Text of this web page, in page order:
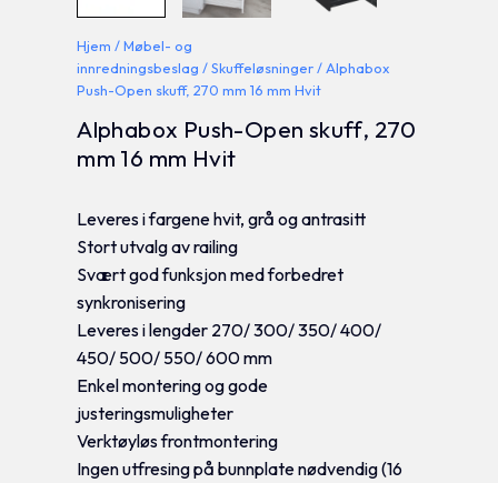
Hjem /Møbel- og
innredningsbeslag /Skuffeløsninger/ Alphabox
Push-Open skuff, 270 mm 16 mm Hvit
Alphabox Push-Open skuff, 270
mm 16 mm Hvit
Leveres i fargene hvit, grå og antrasitt
Stort utvalg av railing
Svært god funksjon med forbedret
synkronisering
Leveres i lengder 270/ 300/ 350/ 400/
450/ 500/ 550/ 600 mm
Enkel montering og gode
justeringsmuligheter
Verktøyløs frontmontering
Ingen utfresing på bunnplate nødvendig (16